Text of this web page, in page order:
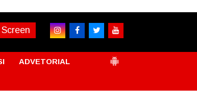
Screen
ADVETORIAL